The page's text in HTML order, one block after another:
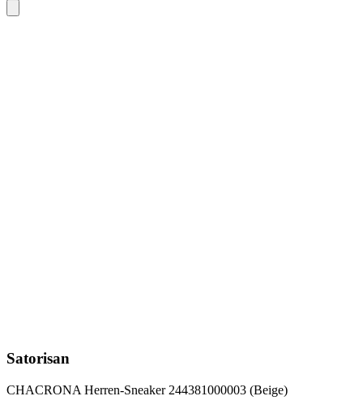
Satorisan
CHACRONA Herren-Sneaker 244381000003 (Beige)